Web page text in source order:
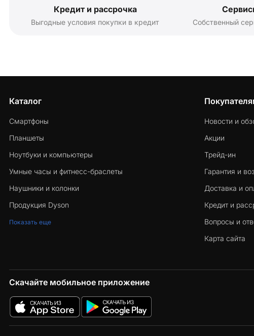
Кредит и рассрочка
Выгодные условия покупки в кредит Собственный
Каталог
Смартфоны
Планшеты
Ноутбуки и компьютеры
Умные часы и фитнесс-браслеты
Наушники и колонки
Продукция Dyson
Показать еще
Новости и
Акции
Трейд-ин
Гарантия и
Доставка и
Кредит и
Вопросы и
Карта сайта
Скачайте мобильное приложение